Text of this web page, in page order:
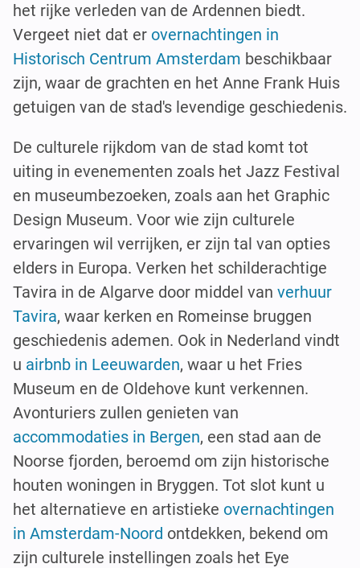
het rijke verleden van de Ardennen biedt.
Vergeet niet dat er overnachtingen in
Historisch Centrum Amsterdam beschikbaar
zijn, waar de grachten en het Anne Frank Huis
getuigen van de stad's levendige geschiedenis.
De culturele rijkdom van de stad komt tot
uiting in evenementen zoals het Jazz Festival
en museumbezoeken, zoals aan het Graphic
Design Museum. Voor wie zijn culturele
ervaringen wil verrijken, er zijn tal van opties
elders in Europa. Verken het schilderachtige
Tavira in de Algarve door middel van verhuur
Tavira, waar kerken en Romeinse bruggen
geschiedenis ademen. Ook in Nederland vindt
u airbnb in Leeuwarden, waar u het Fries
Museum en de Oldehove kunt verkennen.
Avonturiers zullen genieten van
accommodaties in Bergen, een stad aan de
Noorse fjorden, beroemd om zijn historische
houten woningen in Bryggen. Tot slot kunt u
het alternatieve en artistieke overnachtingen
in Amsterdam-Noord ontdekken, bekend om
zijn culturele instellingen zoals het Eye